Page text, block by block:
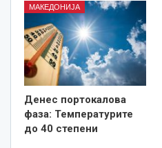
МАКЕДОНИЈА
Денес портокалова
фаза: Температурите
до 40 степени